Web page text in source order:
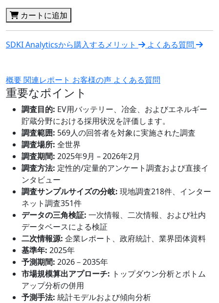
カートに追加
SDKI Analyticsから購入するメリット よくある質問
概要関連レポート お客様の声 よくある質問
重要なポイント
調査目的: EV用バッテリー、冶金、およびエネルギー
貯蔵分野における採用状況を評価します。
調査範囲: 569人の回答者を対象に実施された調査
調査場所: 全世界
調査期間: 2025年9月 – 2026年2月
調査方法: 定性的/定量的アンケート調査および直接イ
ンタビュー
調査サンプルサイズの分岐: 現地調査218件、インター
ネット調査351件
データの三角検証: 一次情報、二次情報、および社内
データベースによる検証
二次情報源: 企業レポート、政府統計、業界団体資料
基準年: 2025年
予測期間: 2026－2035年
市場規模算出アプローチ: トップダウン分析とボトム
アップ分析の併用
予測手法: 統計モデルおよび傾向分析